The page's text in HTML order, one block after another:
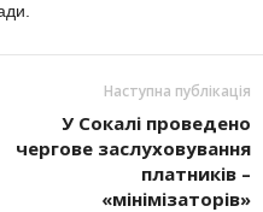
Наступна публікація
У Сокалі проведено
чергове заслуховування
платників –
«мінімізаторів»